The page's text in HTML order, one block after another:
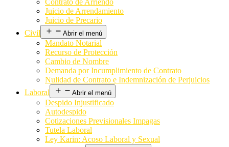
Contrato de Arriendo
Juicio de Arrendamiento
Juicio de Precario
Civil
Abrir el menú
Mandato Notarial
Recurso de Protección
Cambio de Nombre
Demanda por Incumplimiento de Contrato
Nulidad de Contrato e Indemnización de Perjuicios
Laboral
Abrir el menú
Despido Injustificado
Autodespido
Cotizaciones Previsionales Impagas
Tutela Laboral
Ley Karin: Acoso Laboral y Sexual